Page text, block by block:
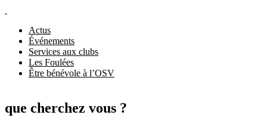
Actus
Événements
Services aux clubs
Les Foulées
Être bénévole à l’OSV
que cherchez vous ?